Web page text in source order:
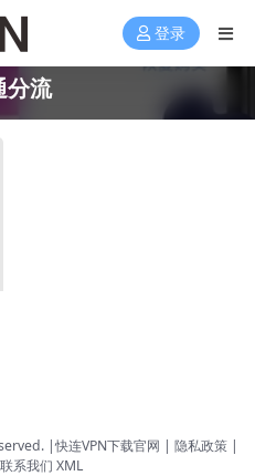
登录
分流
|快连VPN下载官网 | 隐私政策 |
联系我们 XML